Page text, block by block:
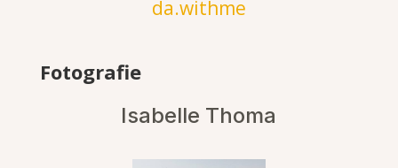
da.withme
Fotografie
Isabelle Thoma